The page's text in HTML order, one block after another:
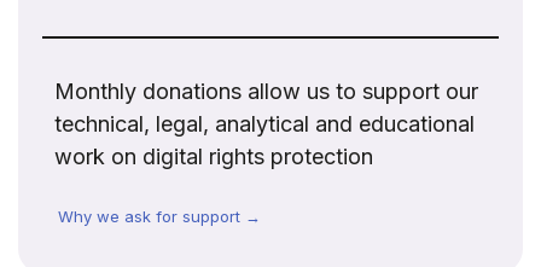
Monthly donations allow us to support our
technical, legal, analytical and educational
work on digital rights protection
Why we ask for support →